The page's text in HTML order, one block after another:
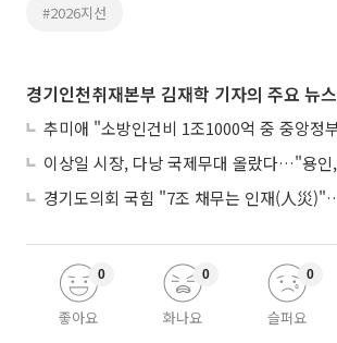
#2026지선
경기인천취재본부 김재학 기자의 주요 뉴스
좋아요
0
화나요
0
슬퍼요
0